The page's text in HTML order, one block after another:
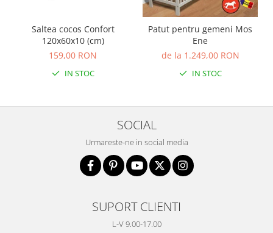
Saltea cocos Confort
120x60x10 (cm)
159,00 RON
IN STOC
Patut pentru gemeni Mos
Ene
de la 1.249,00 RON
IN STOC
SOCIAL
Urmareste-ne in social media
SUPORT CLIENTI
L-V 9.00-17.00